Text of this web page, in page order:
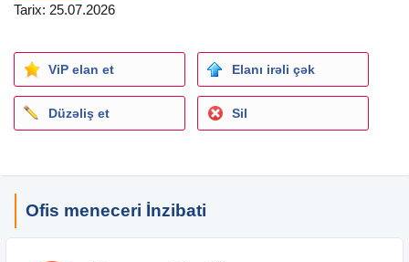
Tarix: 25.07.2026
ViP elan et Elanı irəli çək
Düzəliş et Sil
Ofis meneceri İnzibati